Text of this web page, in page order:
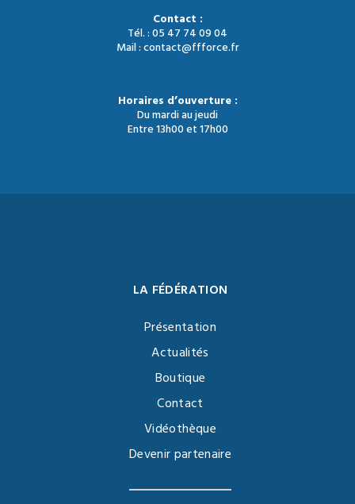
Contact :
Tél. : 05 47 74 09 04
Mail : contact@ffforce.fr
Horaires d’ouverture :
Du mardi au jeudi
Entre 13h00 et 17h00
LA FÉDÉRATION
Présentation
Actualités
Boutique
Contact
Vidéothèque
Devenir partenaire